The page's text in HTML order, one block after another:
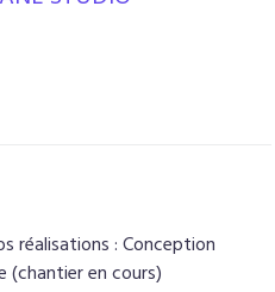
réalisations : Conception
(chantier en cours)